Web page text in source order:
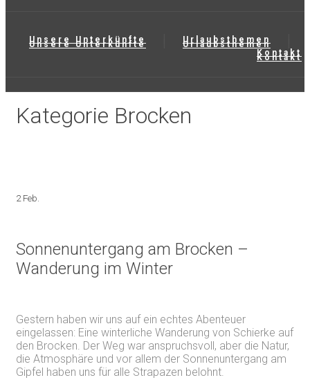
Unsere Unterkünfte
Urlaubsthemen
Kontakt
Unsere Unterkünfte
Urlaubsthemen
Kontakt
Kategorie Brocken
2 Feb.
Sonnenuntergang am Brocken –
Wanderung im Winter
Gestern haben wir uns auf ein echtes Abenteuer
eingelassen: Eine winterliche Wanderung von Schierke auf
den Brocken. Der Weg war anspruchsvoll, aber die Natur,
die Atmosphäre und vor allem der Sonnenuntergang am
Gipfel haben uns für alle Strapazen belohnt.